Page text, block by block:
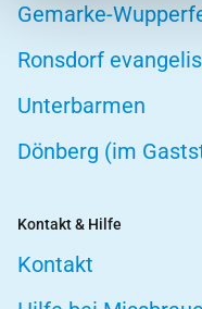
Gemarke-
Ronsdorf
Unterbarmen
Dönberg (im
Kontakt & Hilfe
Kontakt